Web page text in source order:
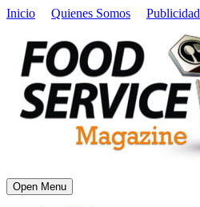
Inicio Quienes Somos Publicidad
Open Menu